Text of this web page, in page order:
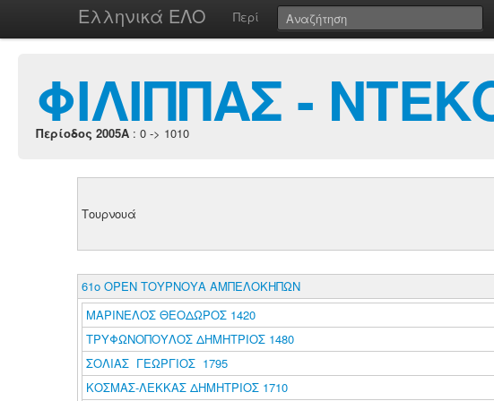
Ελληνικά ΕΛΟ Περί
ΦΙΛΙΠΠΑΣ -
Περίοδος 2005A : 0 -> 1010
Τουρνουά
61ο ΟΡΕΝ ΤΟΥΡΝΟΥΑ ΑΜΠΕΛΟΚΗΠΩΝ
ΜΑΡΙΝΕΛΟΣ ΘΕΟΔΩΡΟΣ 1420
ΤΡΥΦΩΝΟΠΟΥΛΟΣ ΔΗΜΗΤΡΙΟΣ 1480
ΣΟΛΙΑΣ ΓΕΩΡΓΙΟΣ 1795
ΚΟΣΜΑΣ-ΛΕΚΚΑΣ ΔΗΜΗΤΡΙΟΣ 1710